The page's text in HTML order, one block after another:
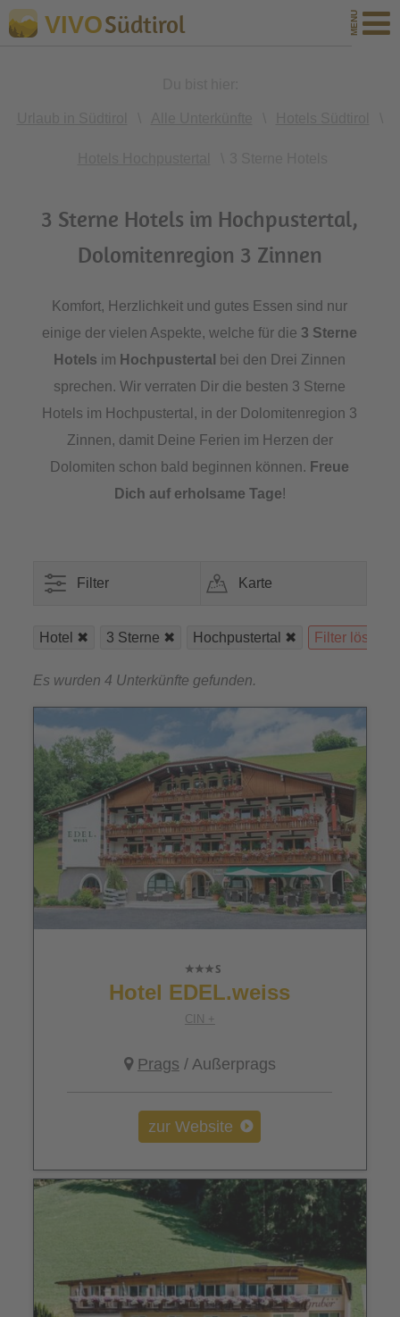
VIVOSüdtirol
3 Sterne Hotels im Hochpustertal,
Dolomitenregion 3 Zinnen
Komfort, Herzlichkeit und gutes Essen sind nur
einige der vielen Aspekte, welche für die 3 Sterne
Hotels im Hochpustertal
bei den Drei Zinnen
sprechen. Wir verraten Dir die besten 3 Sterne
Hotels im Hochpustertal, in der Dolomitenregion 3
Zinnen, damit Deine Ferien im Herzen der
Dolomiten schon bald beginnen können. Freue
Dich auf erholsame Tage!
Filter Karte
Hotel 3 Sterne Hochpustertal Filter löschen
Es wurden 4 Unterkünfte gefunden.
Hotel EDEL.weiss
CIN +
Prags / Außerprags
zur Website